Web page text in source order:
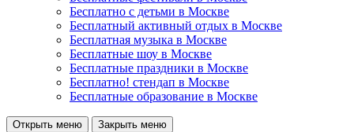
Бесплатно с детьми в Москве
Бесплатный активный отдых в Москве
Бесплатная музыка в Москве
Бесплатные шоу в Москве
Бесплатные праздники в Москве
Бесплатно! стендап в Москве
Бесплатные образование в Москве
Открыть меню Закрыть меню